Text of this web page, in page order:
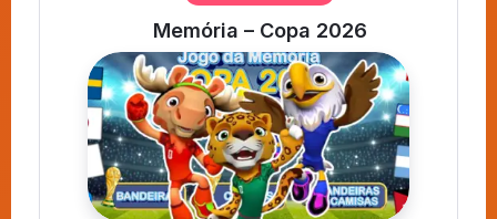
Memória – Copa 2026